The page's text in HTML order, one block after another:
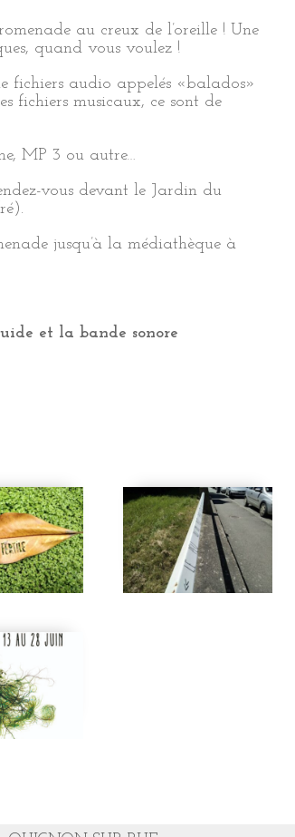
au creux de l’oreille ! Une
quand vous voulez !
fichiers audio appelés «balados»
fichiers musicaux, ce sont de
MP 3 ou autre…
vous devant le Jardin du
jusqu’à la médiathèque à
et la bande sonore